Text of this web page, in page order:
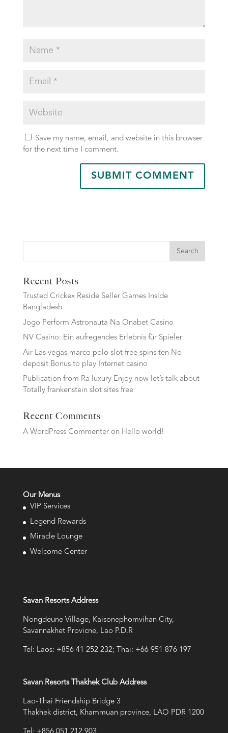
Save my name, email, and website in this browser
for the next time I comment.
Search
Recent Posts
Trusted Crickex Reside Seller Games Inside
Bangladesh
Jogo Perform Astronauta Na Onabet Casino
NV Casino: Ein aufregendes Erlebnis für Spieler
Air Las vegas marco polo slot free spins ten No
deposit Bonus to play Internet casino
Publication from Ra luxury Enjoy now let’s talk about
Totally frankenstein slot sites free
Recent Comments
A WordPress Commenteron Hello world!
Our Menus
VIP Services
Legend Rewards
Miracle Lounge
Welcome Center
Savan Resorts Address
Nongdeune Village, Kaisonephomvihan City,
Savannakhet Provicne, Lao P.D.R
Tel: Laos: +856 41 252 232; Thai: +66 951 876 197
Savan Resorts Thakhek Club Address
Lao-Thai Friendship Bridge 3
Thakhek district, Khammuan province, LAO PDR 1200